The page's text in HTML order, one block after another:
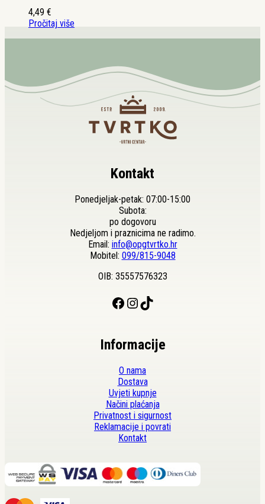
4,49 €
Pročitaj više
Kontakt
Ponedjeljak-petak: 07:00-15:00
Subota:
po dogovoru
Nedjeljom i praznicima ne radimo.
Email: info@opgtvrtko.hr
Mobitel: 099/815-9048
OIB: 35557576323
Facebook Instagram TikTok
Informacije
O nama
Dostava
Uvjeti kupnje
Načini plaćanja
Privatnost i sigurnost
Reklamacije i povrati
Kontakt